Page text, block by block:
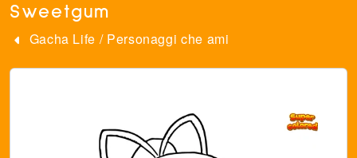
Sweetgum
Gacha Life / Personaggi che ami